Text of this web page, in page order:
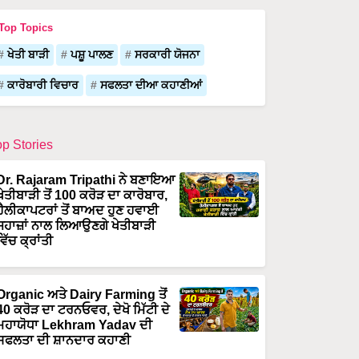
Topics
ਖੇਤੀ ਬਾੜੀ ਪਸ਼ੂ ਪਾਲਣ ਸਰਕਾਰੀ ਯੋਜਨਾ
ਕਾਰੋਬਾਰੀ ਵਿਚਾਰ ਸਫਲਤਾ ਦੀਆ ਕਹਾਣੀਆਂ
Stories
Rajaram Tripathi ਨੇ ਬਣਾਇਆ
ਤੋਂ 100 ਕਰੋੜ ਦਾ ਕਾਰੋਬਾਰ,
ਤੋਂ ਬਾਅਦ ਹੁਣ ਹਵਾਈ
ਨਾਲ ਲਿਆਉਣਗੇ ਖੇਤੀਬਾੜੀ
ਕ੍ਰਾਂਤੀ
ਅਤੇ Dairy Farming ਤੋਂ
ਕਰੋੜ ਦਾ ਟਰਨਓਵਰ, ਦੇਖੋ ਮਿੱਟੀ ਦੇ
Lekhram Yadav ਦੀ
ਦੀ ਸ਼ਾਨਦਾਰ ਕਹਾਣੀ